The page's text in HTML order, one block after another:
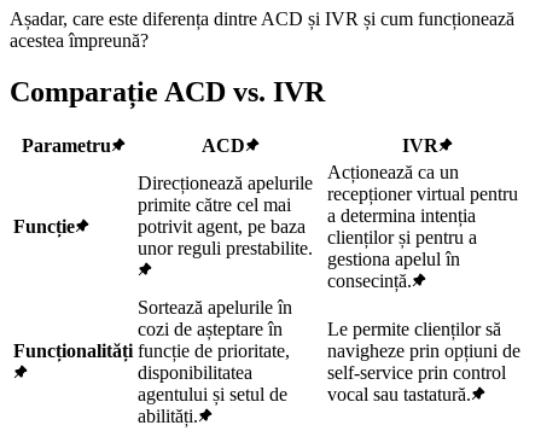
Așadar, care este diferența dintre ACD și IVR și cum funcționează
acestea împreună?
Comparație ACD vs. IVR
Parametru ACD IVR
Funcție
Direcționează apelurile
primite către cel mai
potrivit agent, pe baza
unor reguli prestabilite.
Acționează ca un
recepționer virtual pentru
a determina intenția
clienților și pentru a
gestiona apelul în
consecință.
Funcționalități
Sortează apelurile în
cozi de așteptare în
funcție de prioritate,
disponibilitatea
agentului și setul de
abilități.
Le permite clienților să
navigheze prin opțiuni de
self-service prin control
vocal sau tastatură.